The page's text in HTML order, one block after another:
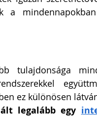
a
tulajdonsága
ez különösen
legalább egy